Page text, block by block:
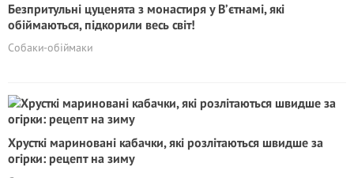
Безпритульні цуценята з монастиря у В’єтнамі, які
обіймаються, підкорили весь світ!
Собаки-обіймаки
Хрусткі мариновані кабачки, які розлітаються швидше за
огірки: рецепт на зиму